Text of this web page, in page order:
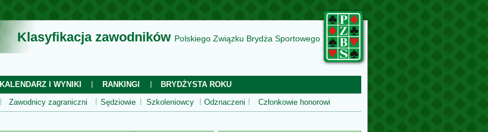
Klasyfikacja zawodników Polskiego Związku Brydża Sportowego
KALENDARZ I WYNIKI RANKINGI
BRYDŻYSTA ROKU
Zawodnicy zagraniczni Sędziowie Szkoleniowcy Odznaczeni Członkowie honorowi